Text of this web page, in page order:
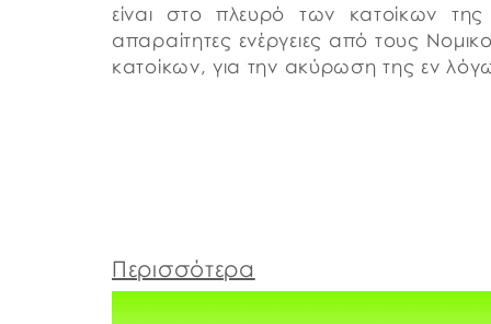
είναι στο πλευρό των κατοίκων
απαραίτητες ενέργειες από τους
κατοίκων, για την ακύρωση της εν
Περισσότερα